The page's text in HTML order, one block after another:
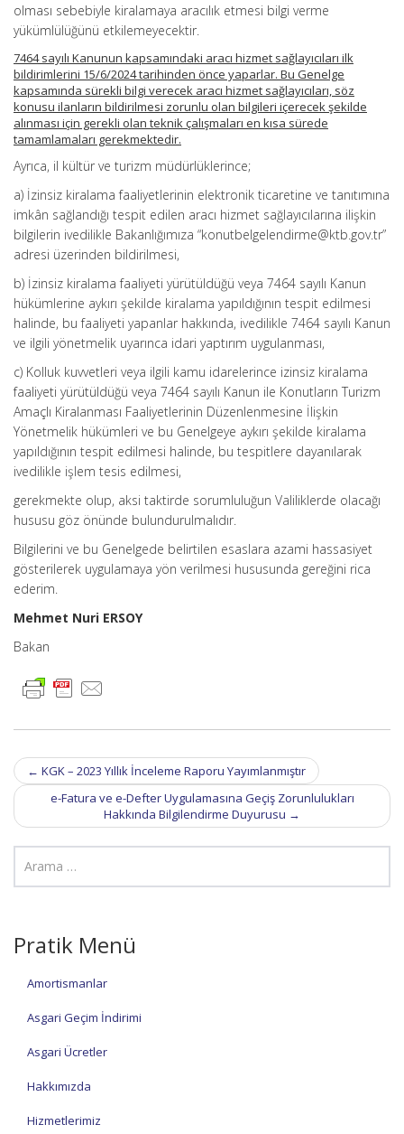
olması sebebiyle kiralamaya aracılık etmesi bilgi verme
yükümlülüğünü etkilemeyecektir.
7464 sayılı Kanunun kapsamındaki aracı hizmet sağlayıcıları ilk
bildirimlerini 15/6/2024 tarihinden önce yaparlar. Bu Genelge
kapsamında sürekli bilgi verecek aracı hizmet sağlayıcıları, söz
konusu ilanların bildirilmesi zorunlu olan bilgileri içerecek şekilde
alınması için gerekli olan teknik çalışmaları en kısa sürede
tamamlamaları gerekmektedir.
Ayrıca, il kültür ve turizm müdürlüklerince;
a) İzinsiz kiralama faaliyetlerinin elektronik ticaretine ve tanıtımına
imkân sağlandığı tespit edilen aracı hizmet sağlayıcılarına ilişkin
bilgilerin ivedilikle Bakanlığımıza “konutbelgelendirme@ktb.gov.tr”
adresi üzerinden bildirilmesi,
b) İzinsiz kiralama faaliyeti yürütüldüğü veya 7464 sayılı Kanun
hükümlerine aykırı şekilde kiralama yapıldığının tespit edilmesi
halinde, bu faaliyeti yapanlar hakkında, ivedilikle 7464 sayılı Kanun
ve ilgili yönetmelik uyarınca idari yaptırım uygulanması,
c) Kolluk kuvvetleri veya ilgili kamu idarelerince izinsiz kiralama
faaliyeti yürütüldüğü veya 7464 sayılı Kanun ile Konutların Turizm
Amaçlı Kiralanması Faaliyetlerinin Düzenlenmesine İlişkin
Yönetmelik hükümleri ve bu Genelgeye aykırı şekilde kiralama
yapıldığının tespit edilmesi halinde, bu tespitlere dayanılarak
ivedilikle işlem tesis edilmesi,
gerekmekte olup, aksi taktirde sorumluluğun Valiliklerde olacağı
hususu göz önünde bulundurulmalıdır.
Bilgilerini ve bu Genelgede belirtilen esaslara azami hassasiyet
gösterilerek uygulamaya yön verilmesi hususunda gereğini rica
ederim.
Mehmet Nuri ERSOY
Bakan
Post
navigation
← KGK – 2023 Yıllık İnceleme Raporu Yayımlanmıştır
e-Fatura ve e-Defter Uygulamasına Geçiş Zorunlulukları
Hakkında Bilgilendirme Duyurusu →
Pratik Menü
Amortismanlar
Asgari Geçim İndirimi
Asgari Ücretler
Hakkımızda
Hizmetlerimiz